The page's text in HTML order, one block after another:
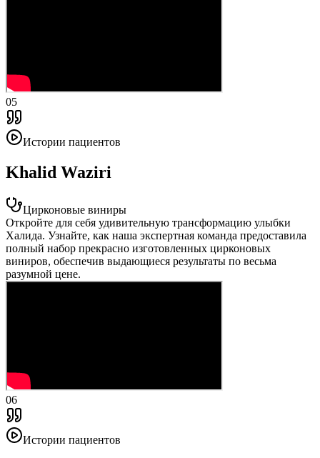
05
Истории пациентов
Khalid Waziri
Цирконовые виниры
Откройте для себя удивительную трансформацию улыбки
Халида. Узнайте, как наша экспертная команда предоставила
полный набор прекрасно изготовленных цирконовых
виниров, обеспечив выдающиеся результаты по весьма
разумной цене.
06
Истории пациентов